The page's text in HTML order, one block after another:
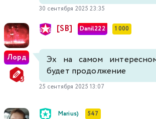
30 сентября 2025 23:35
Лорд
[SB] Danil222 1 000
Эх на самом
будет продолжение
25 сентября 2025 13:07
Marius) 547